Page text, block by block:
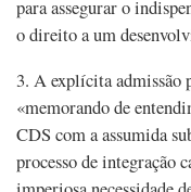
para assegurar o
o direito a um
3. A explícita admissão
«memorando de
CDS com a assumida
processo de integração